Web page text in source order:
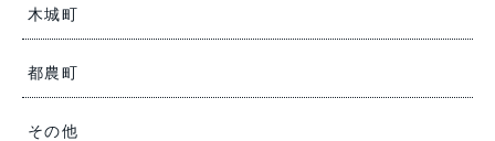
木城町
都農町
その他